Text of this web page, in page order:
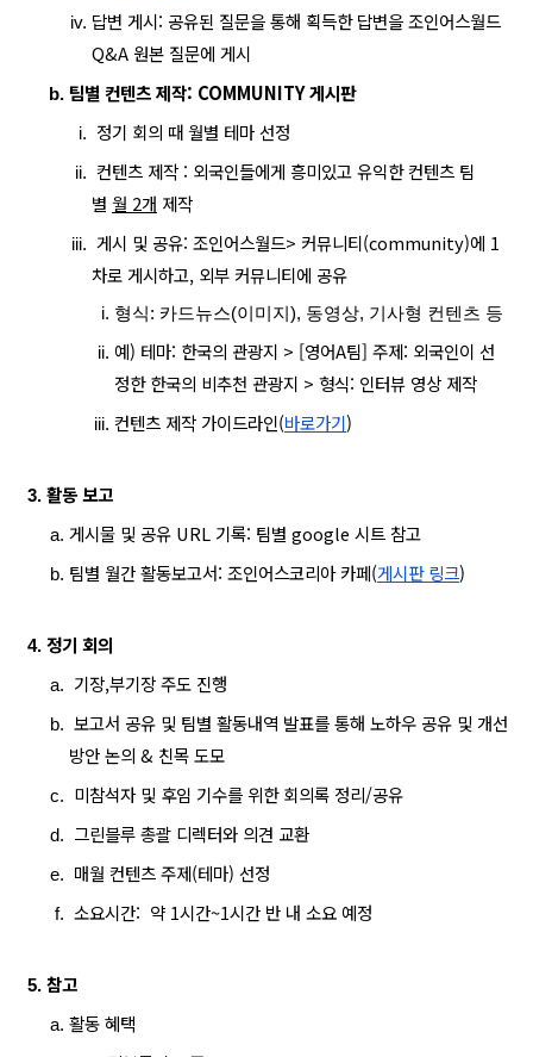
답변 게시: 공유된 질문을 통해 획득한 답변을 조인어스월드
Q&A 원본 질문에 게시
팀별 컨텐츠 제작: COMMUNITY 게시판
정기 회의 때 월별 테마 선정
컨텐츠 제작 : 외국인들에게 흥미있고 유익한 컨텐츠 팀
별 월 2개 제작
차로 게시하고, 외부 커뮤니티에 공유
형식: 카드뉴스(이미지), 동영상, 기사형 컨텐츠 등
예) 테마: 한국의 관광지 > [영어A팀] 주제: 외국인이 선
정한 한국의 비추천 관광지 > 형식: 인터뷰 영상 제작
컨텐츠 제작 가이드라인(바로가기)
활동 보고
게시물 및 공유 URL 기록: 팀별 google 시트 참고
팀별 월간 활동보고서: 조인어스코리아 카페(게시판 링크)
정기 회의
기장,부기장 주도 진행
보고서 공유 및 팀별 활동내역 발표를 통해 노하우 공유 및 개선
방안 논의 & 친목 도모
미참석자 및 후임 기수를 위한 회의록 정리/공유
그린블루 총괄 디렉터와 의견 교환
매월 컨텐츠 주제(테마) 선정
소요시간:  약 1시간~1시간 반 내 소요 예정
참고
활동 혜택